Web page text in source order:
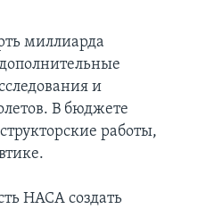
миллиарда
и
В бюджете
работы,
НАСА создать